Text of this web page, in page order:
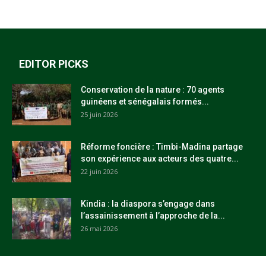
EDITOR PICKS
Conservation de la nature : 70 agents
guinéens et sénégalais formés...
25 juin 2026
Réforme foncière : Timbi-Madina partage
son expérience aux acteurs des quatre...
22 juin 2026
Kindia : la diaspora s’engage dans
l’assainissement à l’approche de la...
26 mai 2026